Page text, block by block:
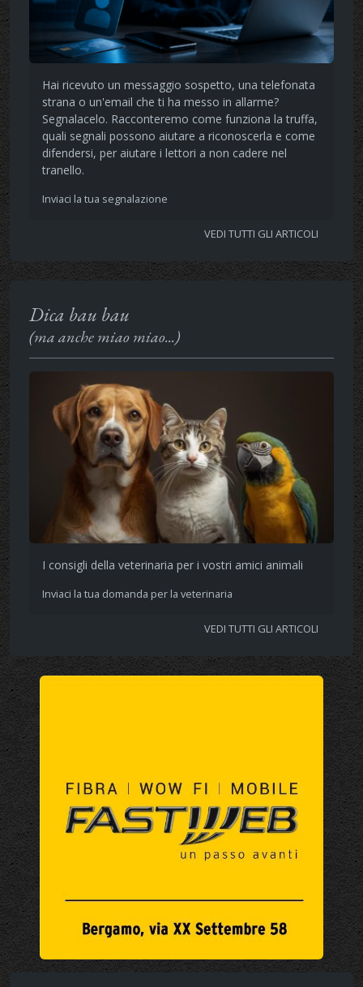
Hai ricevuto un messaggio sospetto, una telefonata
strana o un'email che ti ha messo in allarme?
Segnalacelo. Racconteremo come funziona la truffa,
quali segnali possono aiutare a riconoscerla e come
difendersi, per aiutare i lettori a non cadere nel
tranello.
Inviaci la tua segnalazione
VEDI TUTTI GLI ARTICOLI
Dica bau bau
(ma anche miao miao...)
I consigli della veterinaria per i vostri amici animali
Inviaci la tua domanda per la veterinaria
VEDI TUTTI GLI ARTICOLI